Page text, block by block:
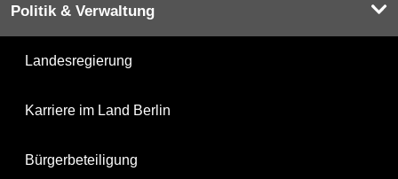
Politik & Verwaltung
Landesregierung
Karriere im Land Berlin
Bürgerbeteiligung